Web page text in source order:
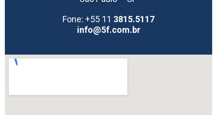
Fone: +55 11 3815.5117
info@5f.com.br